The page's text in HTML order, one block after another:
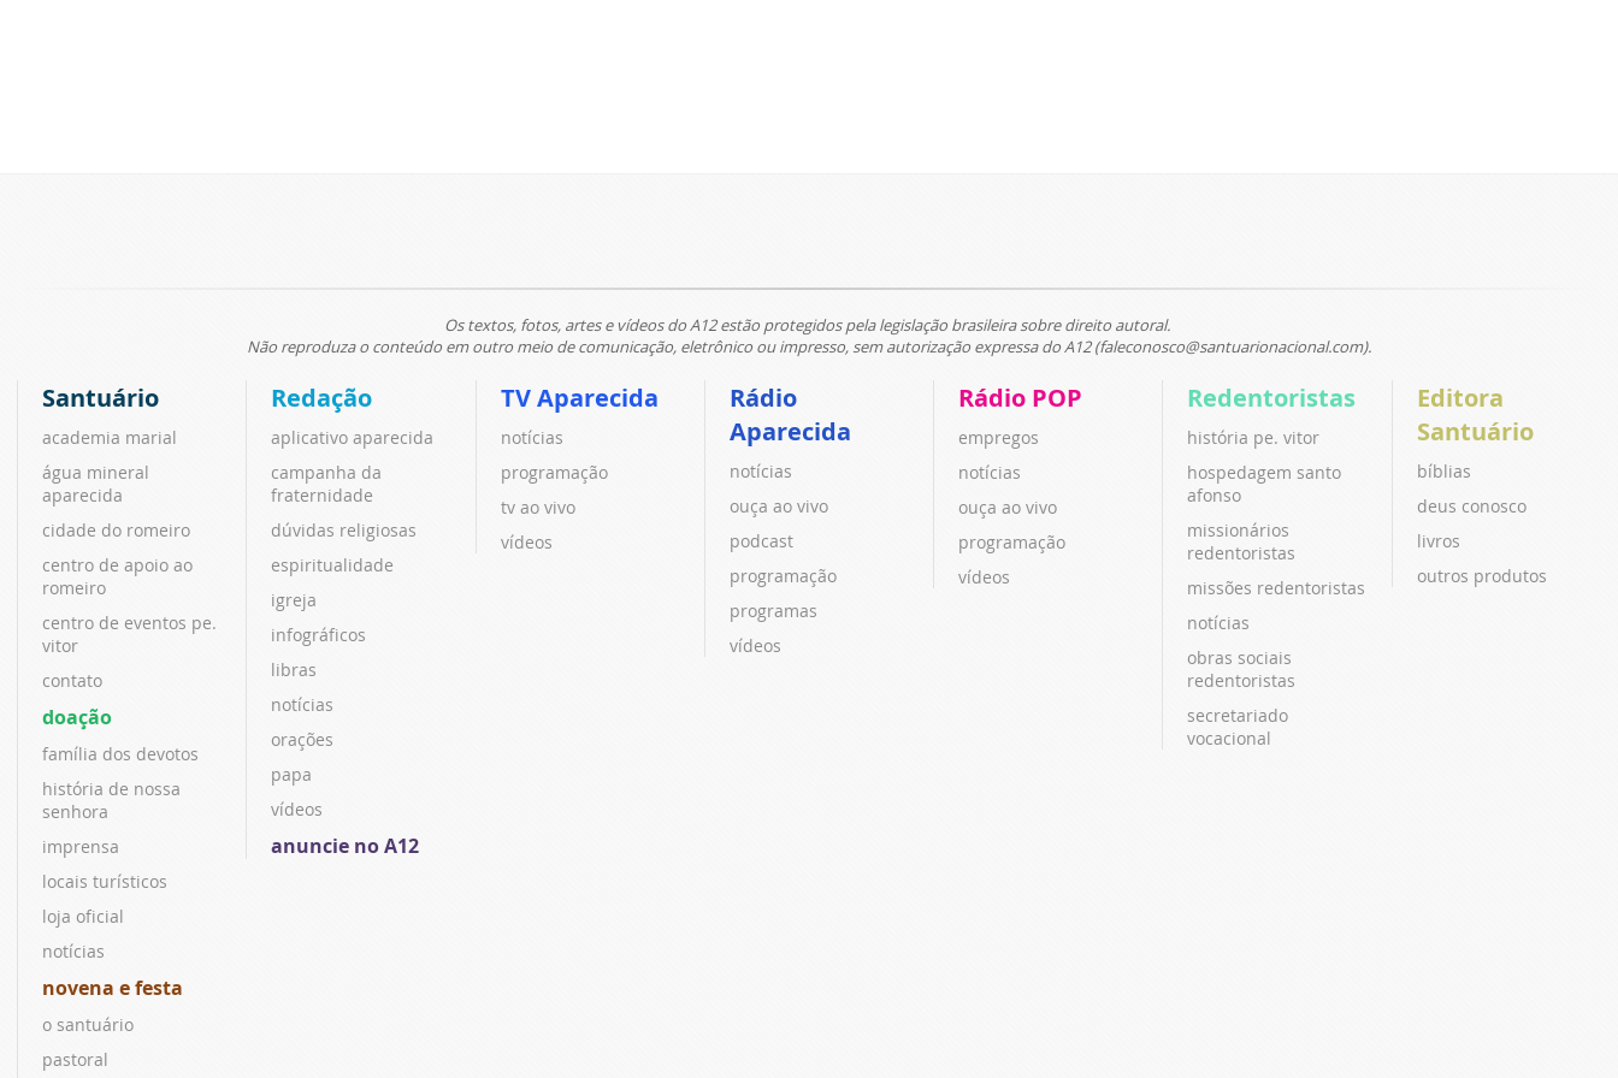
Os textos, fotos, artes e vídeos do A12 estão protegidos pela legislação brasileira sobre direito autoral.
Não reproduza o conteúdo em outro meio de comunicação, eletrônico ou impresso, sem autorização expressa do A12 (faleconosco@santuarionacional.com).
Santuário
academia marial
água mineral
aparecida
cidade do romeiro
centro de apoio ao
romeiro
centro de eventos pe.
vitor
contato
doação
família dos devotos
história de nossa
senhora
imprensa
locais turísticos
loja oficial
notícias
novena e festa
o santuário
pastoral
Redação
aplicativo aparecida
campanha da
fraternidade
dúvidas religiosas
espiritualidade
igreja
infográficos
libras
notícias
orações
papa
vídeos
anuncie no A12
TV Aparecida
notícias
programação
tv ao vivo
vídeos
Rádio
Aparecida
notícias
ouça ao vivo
podcast
programação
programas
vídeos
Rádio POP
empregos
notícias
ouça ao vivo
programação
vídeos
Redentoristas
história pe. vitor
hospedagem santo
afonso
missionários
redentoristas
missões redentoristas
notícias
obras sociais
redentoristas
secretariado
vocacional
Editora
Santuário
bíblias
deus conosco
livros
outros produtos